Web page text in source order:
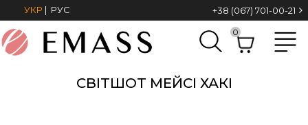
УКР | РУС +38 (067) 701-00-21
0
СВІТШОТ МЕЙСІ ХАКІ